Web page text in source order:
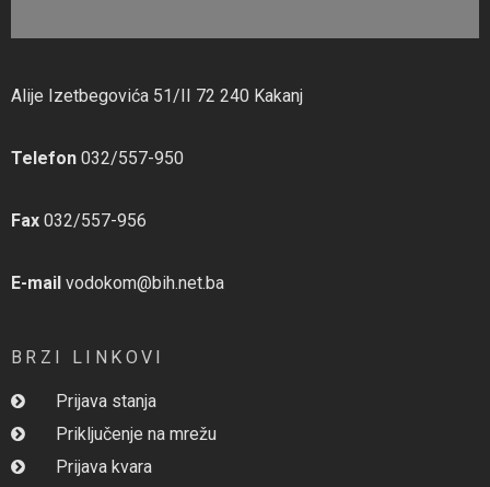
Alije Izetbegovića 51/II 72 240 Kakanj
Telefon 032/557-950
Fax 032/557-956
E-mail vodokom@bih.net.ba
BRZI LINKOVI
Prijava stanja
Priključenje na mrežu
Prijava kvara